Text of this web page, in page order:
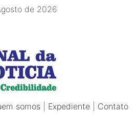
de 2026
somos Expediente Contato